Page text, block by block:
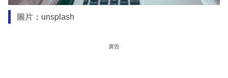
圖片：unsplash
廣告